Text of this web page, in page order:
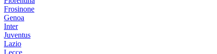
Frosinone
Genoa
Inter
Juventus
Lazio